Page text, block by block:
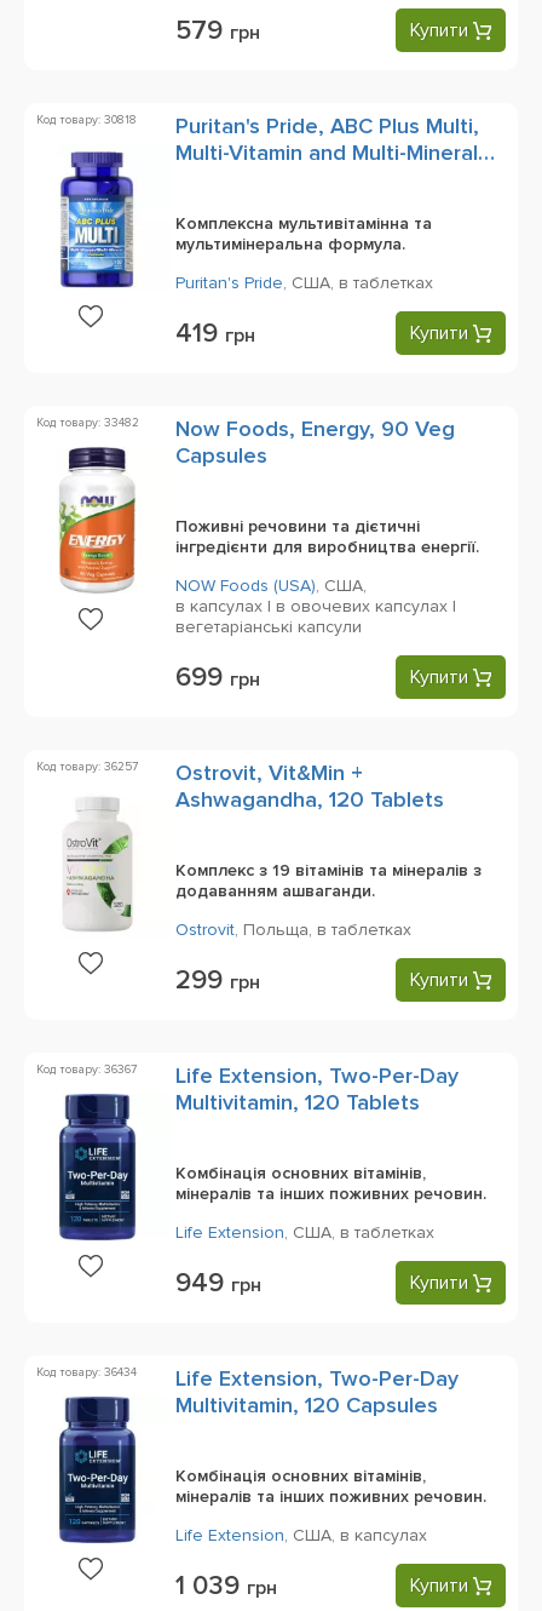
579 грн Купити
Код товару: 30818
Puritan's Pride, ABC Plus Multi,
Multi-Vitamin and Multi-Mineral
Комплексна мультивітамінна та
мультимінеральна формула.
Puritan's Pride, США, в таблетках
419 грн Купити
Код товару: 33482
Now Foods, Energy, 90 Veg
Capsules
Поживні речовини та дієтичні
інгредієнти для виробництва енергії.
NOW Foods (USA), США,
в капсулах | в овочевих капсулах |
вегетаріанські капсули
699 грн Купити
Код товару: 36257
Ostrovit, Vit&Min +
Ashwagandha, 120 Tablets
Комплекс з 19 вітамінів та мінералів з
додаванням ашваганди.
Ostrovit, Польща, в таблетках
299 грн Купити
Код товару: 36367
Life Extension, Two-Per-Day
Multivitamin, 120 Tablets
Комбінація основних вітамінів,
мінералів та інших поживних речовин.
Life Extension, США, в таблетках
949 грн Купити
Код товару: 36434
Life Extension, Two-Per-Day
Multivitamin, 120 Capsules
Комбінація основних вітамінів,
мінералів та інших поживних речовин.
Life Extension, США, в капсулах
1 039 грн Купити